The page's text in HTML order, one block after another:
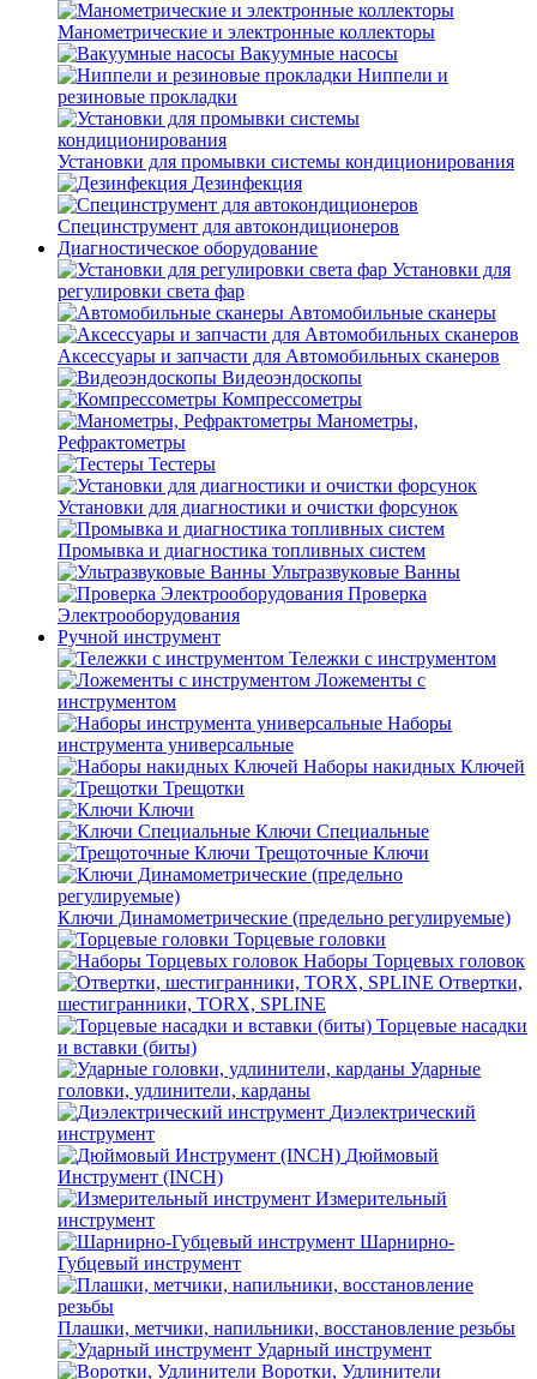
Манометрические и электронные коллекторы
Вакуумные насосы
Ниппели и
резиновые прокладки
Установки для промывки системы кондиционирования
Дезинфекция
Специнструмент для автокондиционеров
Диагностическое оборудование
Установки для
регулировки света фар
Автомобильные сканеры
Аксессуары и запчасти для Автомобильных сканеров
Видеоэндоскопы
Компрессометры
Манометры,
Рефрактометры
Тестеры
Установки для диагностики и очистки форсунок
Промывка и диагностика топливных систем
Ультразвуковые Ванны
Проверка
Электрооборудования
Ручной инструмент
Тележки с инструментом
Ложементы с
инструментом
Наборы
инструмента универсальные
Наборы накидных Ключей
Трещотки
Ключи
Ключи Специальные
Трещоточные Ключи
Ключи Динамометрические (предельно регулируемые)
Торцевые головки
Наборы Торцевых головок
Отвертки,
шестигранники, TORX, SPLINE
Торцевые насадки
и вставки (биты)
Ударные
головки, удлинители, карданы
Диэлектрический
инструмент
Дюймовый
Инструмент (INCH)
Измерительный
инструмент
Шарнирно-
Губцевый инструмент
Плашки, метчики, напильники, восстановление резьбы
Ударный инструмент
Воротки, Удлинители